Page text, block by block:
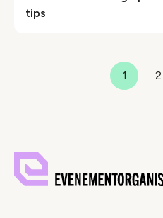
tips
Pagina
1 2